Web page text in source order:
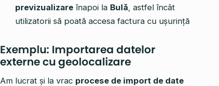
previzualizare înapoi la Bulă, astfel încât
utilizatorii să poată accesa factura cu ușurință
Exemplu: Importarea datelor
externe cu geolocalizare
Am lucrat și la vrac procese de import de date